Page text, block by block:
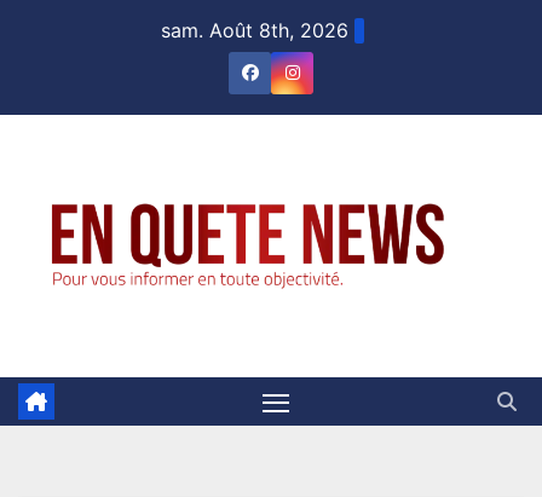
sam. Août 8th, 2026